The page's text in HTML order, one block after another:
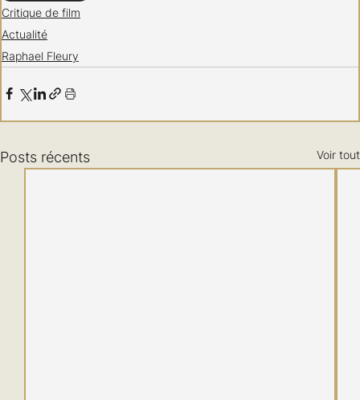
Critique de film
Actualité
Raphael Fleury
Posts récents Voir tout